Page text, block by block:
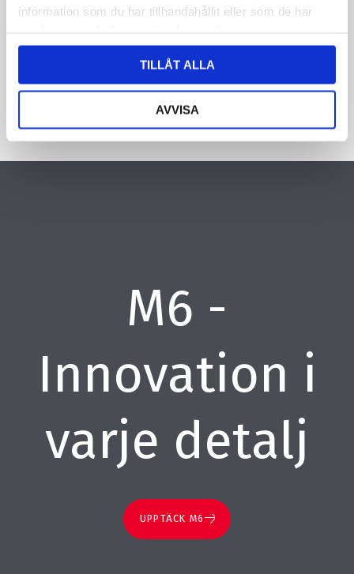
information som du har tillhandahållit eller som de har
TILLÅT ALLA
AVVISA
M6 -
Innovation i
varje detalj
UPPTÄCK M6